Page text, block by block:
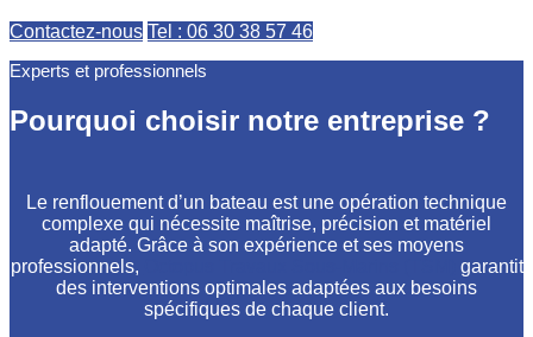
Contactez-nous Tel : 06 30 38 57 46
Experts et professionnels
Pourquoi choisir notre entreprise ?
Le renflouement d’un bateau est une opération technique
complexe qui nécessite maîtrise, précision et matériel
adapté. Grâce à son expérience et ses moyens
professionnels,
garantit
des interventions optimales adaptées aux besoins
spécifiques de chaque client.